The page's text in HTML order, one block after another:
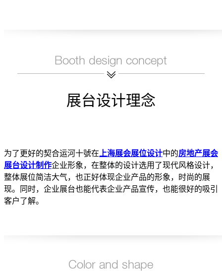
展台设计理念
为了更好的契合运河十號在 上海展会展位设计中的房地产展会
展台设计制作企业形象，在整体的设计选用了现代风格设计，
整体展位简洁大气，也正好体现企业产品的形象，时尚的展
现。同时，企业展台也能代表企业产品宣传，也能很好的吸引
客户了解。